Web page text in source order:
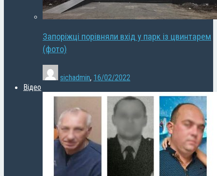
Запоріжці порівняли вхід у парк із цвинтарем
(фото)
sichadmin, 16/02/2022
Відео